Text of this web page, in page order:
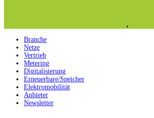
Branche
Netze
Vertrieb
Metering
Digitalisierung
Erneuerbare/Speicher
Elektromobilität
Anbieter
Newsletter